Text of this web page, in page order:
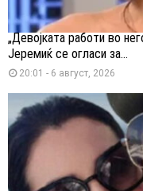
„Девојката работи во
Јеремиќ се огласи за...
20:01 - 6 август, 2026